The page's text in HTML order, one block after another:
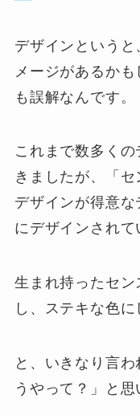
デザインという
メージがあるか
も誤解なんです。
これまで数多く
きましたが、「
デザインが得意
にデザインされて
生まれ持ったセ
し、ステキな色に
と、いきなり言
うやって？」と思